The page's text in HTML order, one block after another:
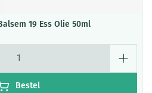
19 Ess Olie 50ml
Bestel